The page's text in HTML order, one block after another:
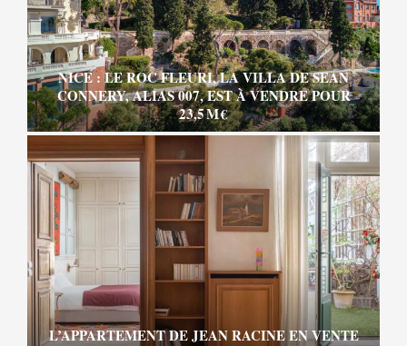
NICE : LE ROC FLEURI, LA VILLA DE SEAN
CONNERY, ALIAS 007, EST À VENDRE POUR
23,5 M €
L’APPARTEMENT DE JEAN RACINE EN VENTE